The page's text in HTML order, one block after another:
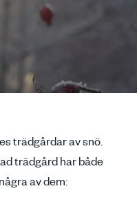
trädgårdar av snö.
trädgård har både
av dem: